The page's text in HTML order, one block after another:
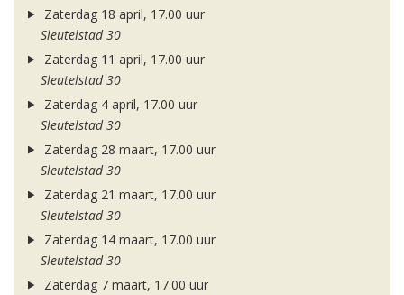
Zaterdag 18 april, 17.00 uur
Sleutelstad 30
Zaterdag 11 april, 17.00 uur
Sleutelstad 30
Zaterdag 4 april, 17.00 uur
Sleutelstad 30
Zaterdag 28 maart, 17.00 uur
Sleutelstad 30
Zaterdag 21 maart, 17.00 uur
Sleutelstad 30
Zaterdag 14 maart, 17.00 uur
Sleutelstad 30
Zaterdag 7 maart, 17.00 uur